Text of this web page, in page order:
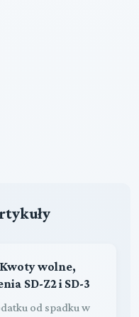
wolne,
SD-Z2 i SD-3
od spadku w